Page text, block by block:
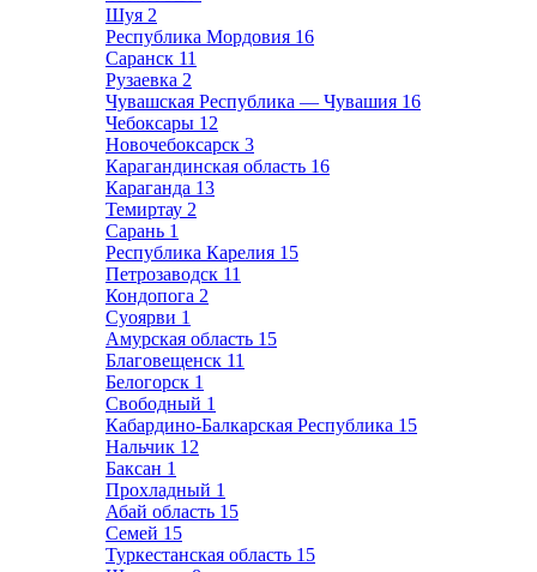
Шуя 2
Республика Мордовия 16
Саранск 11
Рузаевка 2
Чувашская Республика — Чувашия 16
Чебоксары 12
Новочебоксарск 3
Карагандинская область 16
Караганда 13
Темиртау 2
Сарань 1
Республика Карелия 15
Петрозаводск 11
Кондопога 2
Суоярви 1
Амурская область 15
Благовещенск 11
Белогорск 1
Свободный 1
Кабардино-Балкарская Республика 15
Нальчик 12
Баксан 1
Прохладный 1
Абай область 15
Семей 15
Туркестанская область 15